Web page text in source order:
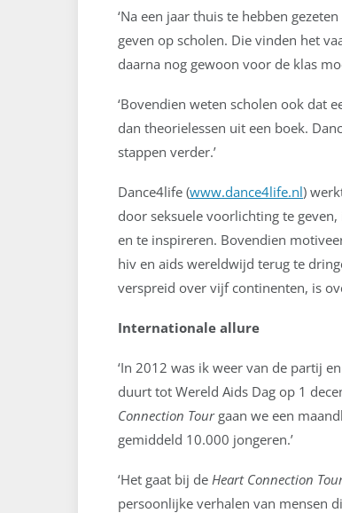
‘Na een jaar thuis te hebben
geven op scholen. Die vinden het
daarna nog gewoon voor de klas
‘Bovendien weten scholen ook dat
dan theorielessen uit een boek.
stappen verder.’
Dance4life (www.dance4life.nl)
door seksuele voorlichting te
en te inspireren. Bovendien
hiv en aids wereldwijd terug te
verspreid over vijf continenten, is
Internationale allure
‘In 2012 was ik weer van de partij
duurt tot Wereld Aids Dag op 1
Connection Tour gaan we een
gemiddeld 10.000 jongeren.’
‘Het gaat bij de Heart Connection
persoonlijke verhalen van mensen